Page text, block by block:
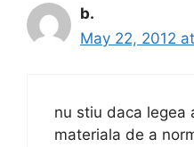
b.
May 22, 2012
nu stiu daca legea
materiala de a